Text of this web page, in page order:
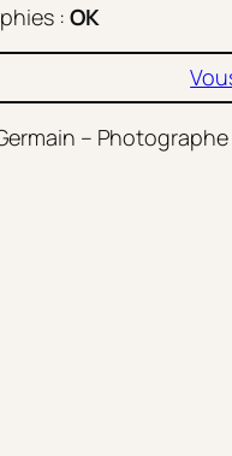
: OK
–